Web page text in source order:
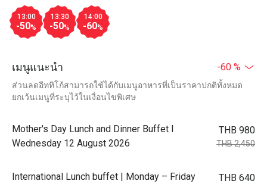
13:00
-50%
13:30
-50%
14:00
-60%
เมนูแนะนำ -60 %
ส่วนลดอีททิโก้สามารถใช้ได้กับเมนูอาหารที่เป็นราคาปกติทั้งหมด
ยกเว้นเมนูที่ระบุไว้ในเงื่อนไขพิเศษ
Mother's Day Lunch and Dinner Buffet l
Wednesday 12 August 2026
THB 980
THB 2,450
International Lunch buffet | Monday – Friday
THB 640